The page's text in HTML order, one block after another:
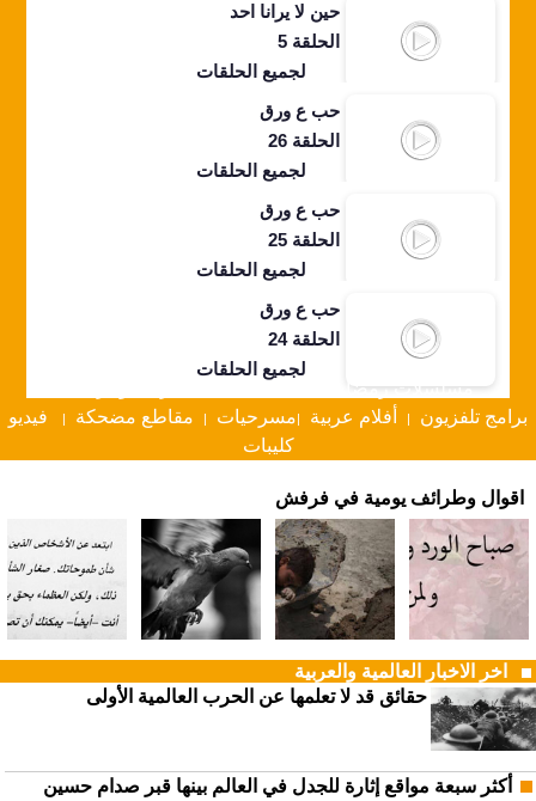
حين لا يرانا احد
الحلقة 5
لجميع الحلقات
حب ع ورق
الحلقة 26
لجميع الحلقات
حب ع ورق
الحلقة 25
لجميع الحلقات
حب ع ورق
الحلقة 24
لجميع الحلقات
مسلسلات رمضان 2026
برامج تلفزيون | أفلام عربية |مسرحيات | مقاطع مضحكة |
فيديو
كليبات
اقوال وطرائف يومية في فرفش
اخر الاخبار العالمية والعربية
حقائق قد لا تعلمها عن الحرب العالمية الأولى
أكثر سبعة مواقع إثارة للجدل في العالم بينها قبر صدام حسين